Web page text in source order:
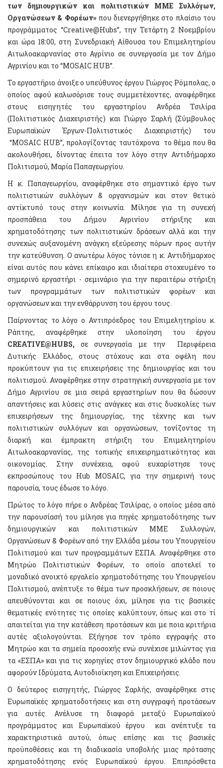
των δημιουργικών και πολιτιστικών ΜΜΕ Συλλόγων,
Οργανώσεων & Φορέων»που διενεργήθηκε στο πλαίσιο του
προγράμματος “Creative@Hubs”, την Τετάρτη 2 Νοεμβρίου
και ώρα 18:00, στη Συνεδριακή Αίθουσα του Επιμελητηρίου
Αιτωλοακαρνανίας στο Αγρίνιο σε συνεργασία με τον Δήμο
Αγρινίου και το “MOSAIC HUB”.
Το εργαστήριο άνοιξε ο υπεύθυνος έργου Γιώργος Ρόμπολας, ο
οποίος αφού καλωσόρισε τους συμμετέχοντες, αναφέρθηκε
στους εισηγητές του εργαστηρίου Ανδρέα Τσιλίρα
(Πολιτιστικός Διαχειριστής) και Γιώργο Σαρλή (Σύμβουλος
Ευρωπαϊκών Έργων-Πολιτιστικός Διαχειριστής) του
“MOSAIC HUB”, προλογίζοντας ταυτόχρονα το θέμα που θα
ακολουθήσει, δίνοντας έπειτα τον λόγο στην Αντιδήμαρχο
Πολιτισμού, Μαρία Παπαγεωργίου.
Η κ. Παπαγεωργίου, αναφέρθηκε στο σημαντικό έργο των
πολιτιστικών συλλόγων & οργανισμών και στον θετικό
αντίκτυπό τους στην κοινωνία. Μίλησε για τη συνεχή
προσπάθεια του Δήμου Αγρινίου στήριξης και
χρηματοδότησης των πολιτιστικών δράσεων αλλά και την
συνεχώς αυξανομένη ανάγκη εξεύρεσης πόρων προς αυτήν
την κατεύθυνση. Ο ανωτέρω λόγος τόνισε η κ. Αντιδήμαρχος
είναι αυτός που κάνει επίκαιρο και ιδιαίτερα στοχευμένο το
σημερινό εργαστήρι - σεμινάριο για την περαιτέρω στήριξη
των προγραμμάτων των πολιτιστικών φορέων και
οργανώσεων και την ενθάρρυνση του έργου τους.
Παίρνοντας το λόγο ο Αντιπρόεδρος του Επιμελητηρίου κ.
Ράπτης, αναφέρθηκε στην υλοποίηση του έργου
CREATIVE@HUBS, σε συνεργασία με την Περιφέρεια
Δυτικής Ελλάδος, στους στόχους και στα οφέλη που
προκύπτουν για τις επιχειρήσεις της δημιουργίας και του
πολιτισμού. Αναφέρθηκε στην στρατηγική συνεργασία με τον
Δήμο Αγρινίου σε μια σειρά εργαστηρίων που θα δώσουν
απαντήσεις και λύσεις στις ανάγκες και στις δυσκολίες των
επιχειρήσεων της δημιουργίας, της τέχνης και των
πολιτιστικών συλλόγων και οργανώσεων, τονίζοντας τη
διαρκή και έμπρακτη στήριξη του Επιμελητηρίου
Αιτωλοακαρνανίας, της τοπικής επιχειρηματικότητας και
οικονομίας. Στην συνέχεια, αφού ευχαρίστησε τους
εκπροσώπους του Hub MOSAIC, για την σημερινή τους
παρουσία, τους έδωσε το λόγο.
Πρώτος το λόγο πήρε ο Ανδρέας Τσιλίρας, ο οποίος μέσα από
την παρουσίασή του μίλησε για πηγές χρηματοδότησης των
δημιουργικών και πολιτιστικών ΜΜΕ Συλλογών,
Οργανώσεων & Φορέων από την Ελλάδα μέσω του Υπουργείου
Πολιτισμού και των προγραμμάτων ΕΣΠΑ. Αναφέρθηκε στο
Μητρώο Πολιτιστικών Φορέων, το οποίο αποτελεί το
μοναδικό ανοιχτό εργαλείο χρηματοδότησης του Υπουργείου
Πολιτισμού, ανέπτυξε το θέμα των προσκλήσεων, σε ποιους
απευθύνονται και σε ποιους όχι, μίλησε για τις βασικές
θεματικές ενότητες τις οποίες καλύπτουν, όπως και στο τί
απαιτείται για την κατάθεση προτάσεων και με ποια κριτήρια
αυτές αξιολογούνται. Εξήγησε τον τρόπο εγγραφής στο
Μητρώο και τα σημεία προσοχής ενώ συνέχισε μιλώντας για
τα «ΕΣΠΑ» και για τις χορηγίες στον δημιουργικό κλάδο που
αφορούν Ιδρύματα, Αυτοδιοίκηση και Επιχειρήσεις.
Ο δεύτερος εισηγητής, Γιώργος Σαρλής, αναφέρθηκε στις
Ευρωπαϊκές χρηματοδοτήσεις και στη συγγραφή προτάσεων
για αυτές. Ανέλυσε τη διαφορά μεταξύ Ευρωπαϊκού
προγράμματος και Ευρωπαϊκού έργου και ανέπτυξε τα
χαρακτηριστικά αυτού, όπως επίσης και τις βασικές
προϋποθέσεις και τη διαδικασία υποβολής μιας πρότασης
χρηματοδότησης ενός Ευρωπαϊκού έργου. Επιπρόσθετα